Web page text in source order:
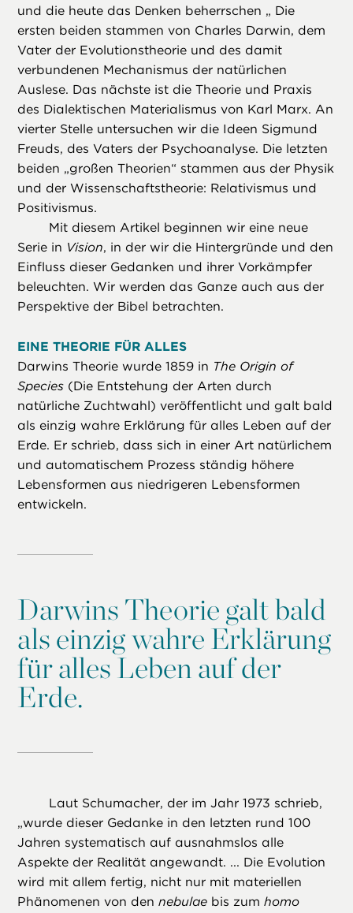
und die heute das Denken beherrschen „ Die
ersten beiden stammen von Charles Darwin, dem
Vater der Evolutionstheorie und des damit
verbundenen Mechanismus der natürlichen
Auslese. Das nächste ist die Theorie und Praxis
des Dialektischen Materialismus von Karl Marx. An
vierter Stelle untersuchen wir die Ideen Sigmund
Freuds, des Vaters der Psychoanalyse. Die letzten
beiden „großen Theorien“ stammen aus der Physik
und der Wissenschaftstheorie: Relativismus und
Positivismus.
Mit diesem Artikel beginnen wir eine neue
Serie in Vision, in der wir die Hintergründe und den
Einfluss dieser Gedanken und ihrer Vorkämpfer
beleuchten. Wir werden das Ganze auch aus der
Perspektive der Bibel betrachten.
EINE THEORIE FÜR ALLES
Darwins Theorie wurde 1859 in The Origin of
Species (Die Entstehung der Arten durch
natürliche Zuchtwahl) veröffentlicht und galt bald
als einzig wahre Erklärung für alles Leben auf der
Erde. Er schrieb, dass sich in einer Art natürlichem
und automatischem Prozess ständig höhere
Lebensformen aus niedrigeren Lebensformen
entwickeln.
Darwins Theorie galt bald
als einzig wahre Erklärung
für alles Leben auf der
Erde.
Laut Schumacher, der im Jahr 1973 schrieb,
„wurde dieser Gedanke in den letzten rund 100
Jahren systematisch auf ausnahmslos alle
Aspekte der Realität angewandt. ... Die Evolution
wird mit allem fertig, nicht nur mit materiellen
Phänomenen von dennebulae bis zumhomo